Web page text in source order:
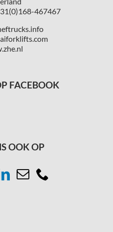
467467
FACEBOOK
OOK OP